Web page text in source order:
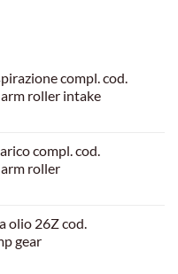
compl. cod.
roller intake
compl. cod.
roller
olio 26Z cod.
gear